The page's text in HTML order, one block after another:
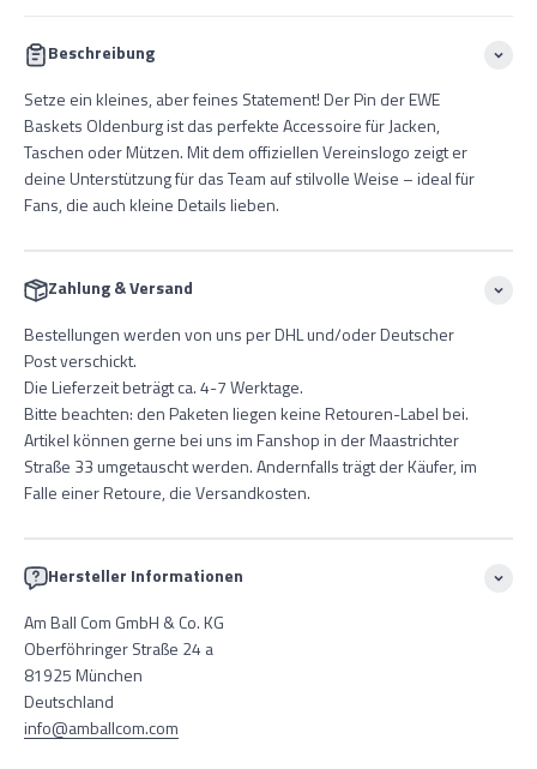
Beschreibung
Setze ein kleines, aber feines Statement! Der Pin der EWE
Baskets Oldenburg ist das perfekte Accessoire für Jacken,
Taschen oder Mützen. Mit dem offiziellen Vereinslogo zeigt er
deine Unterstützung für das Team auf stilvolle Weise – ideal für
Fans, die auch kleine Details lieben.
Zahlung & Versand
Bestellungen werden von uns per DHL und/oder Deutscher
Post verschickt.
Die Lieferzeit beträgt ca. 4-7 Werktage.
Bitte beachten: den Paketen liegen keine Retouren-Label bei.
Artikel können gerne bei uns im Fanshop in der Maastrichter
Straße 33 umgetauscht werden. Andernfalls trägt der Käufer, im
Falle einer Retoure, die Versandkosten.
Hersteller Informationen
Am Ball Com GmbH & Co. KG
Oberföhringer Straße 24 a
81925 München
Deutschland
info@amballcom.com